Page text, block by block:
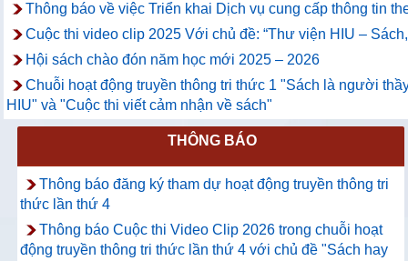
Thông báo về việc Triển khai Dịch vụ cung cấp thông tin
Cuộc thi video clip 2025 Với chủ đề: “Thư viện HIU –
Hội sách chào đón năm học mới 2025 – 2026
Chuỗi hoạt động truyền thông tri thức 1 "Sách là người
HIU" và "Cuộc thi viết cảm nhận về sách"
THÔNG BÁO
Thông báo đăng ký tham dự hoạt động truyền thông tri
thức lần thứ 4
Thông báo Cuộc thi Video Clip 2026 trong chuỗi hoạt
động truyền thông tri thức lần thứ 4 với chủ đề "Sách hay